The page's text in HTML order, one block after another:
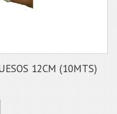
12CM (10MTS)